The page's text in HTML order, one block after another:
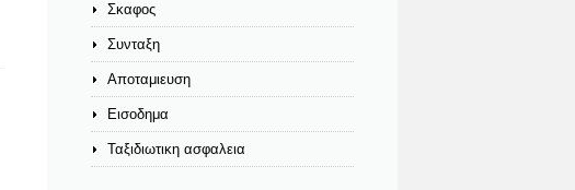
Σκαφος
Συνταξη
Αποταμιευση
Εισοδημα
Ταξιδιωτικη ασφαλεια